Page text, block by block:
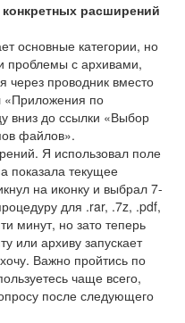
расширений
основные категории, но
проблемы с архивами,
через проводник вместо
«Приложения по
вниз до ссылки «Выбор
файлов».
Я использовал поле
показала текущее
на иконку и выбрал 7-
для .rar, .7z, .pdf,
минут, но зато теперь
или архиву запускает
Важно пройтись по
чаще всего,
после следующего